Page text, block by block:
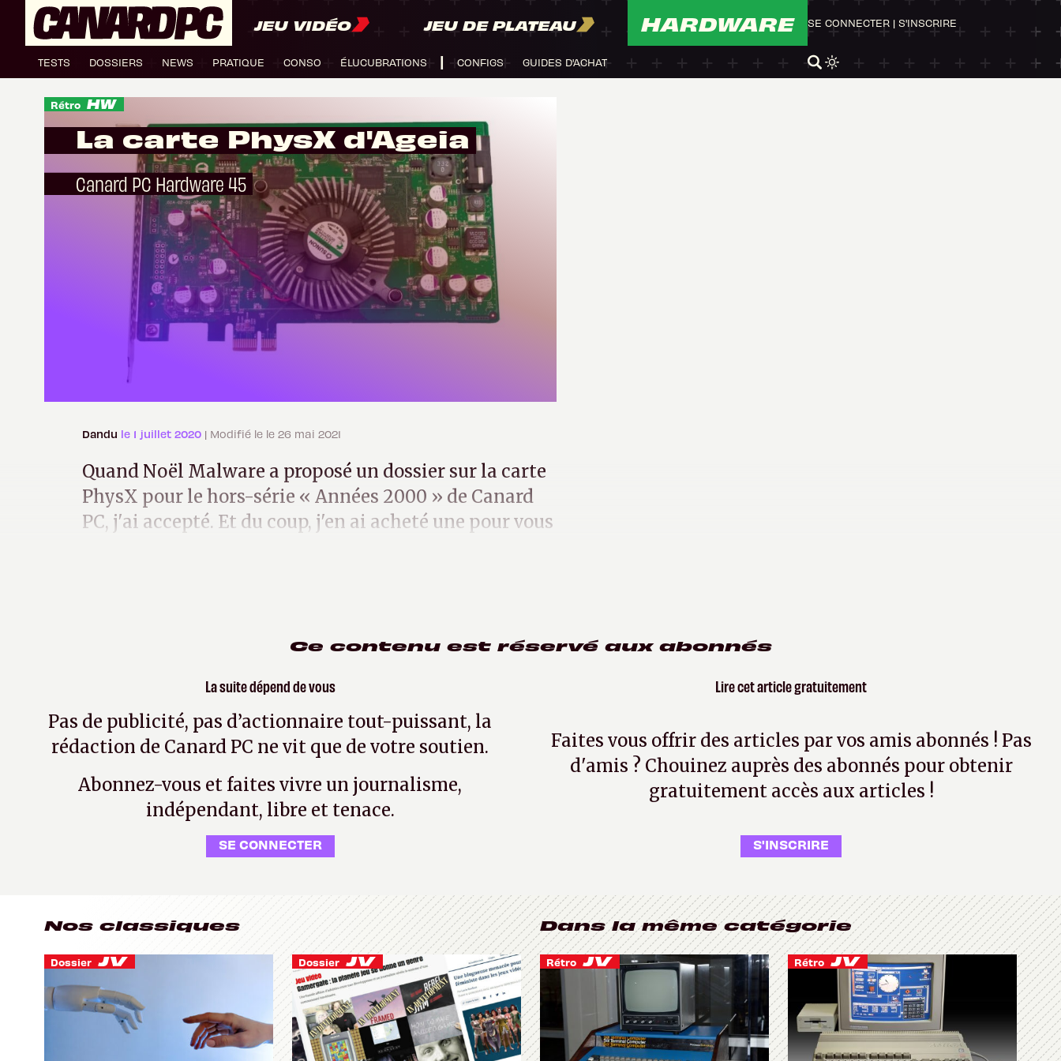
JEU VIDÉO JEU DE PLATEAU HARDWARE
TESTS DOSSIERS NEWS PRATIQUE CONSO ÉLUCUBRATIONS CONFIGS GUIDES D'ACHAT
SE CONNECTER | S'INSCRIRE
Rétro
La carte PhysX d'Ageia
Canard PC Hardware 45
Dandu le 1 juillet 2020 | Modifié le le 26 mai 2021
Quand Noël Malware a proposé un dossier sur la carte
PhysX pour le hors-série « Années 2000 » de Canard
PC, j'ai accepté. Et du coup, j'en ai acheté une pour vous
Ce contenu est réservé aux abonnés
La suite dépend de vous
Pas de publicité, pas d’actionnaire tout-puissant, la
rédaction de Canard PC ne vit que de votre soutien.
Abonnez-vous et faites vivre un journalisme,
indépendant, libre et tenace.
SE CONNECTER
Lire cet article gratuitement
Faites vous offrir des articles par vos amis abonnés ! Pas
d'amis ? Chouinez auprès des abonnés pour obtenir
gratuitement accès aux articles !
S'INSCRIRE
Nos classiques
Dossier Dossier
Dans la même catégorie
Rétro Rétro